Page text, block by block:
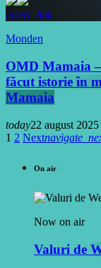
insert_link
Monden
OMD Mamaia
făcut istorie în
Mamaia
today22 august 2025
1 2 Next
On air
Now on air
Valuri de